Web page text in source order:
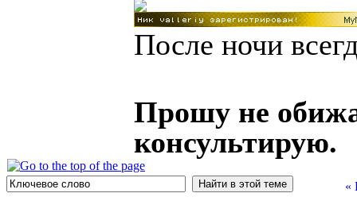
После ночи
Прошу не
консультирую.
«